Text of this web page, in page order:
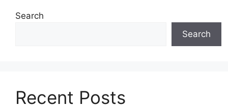
Search
Search
Recent Posts